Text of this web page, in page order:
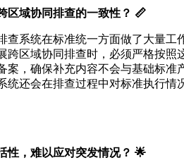
区域协同排查的一致性？ 📏
查系统在标准统一方面做了大量
跨区域协同排查时，必须严格按
，确保补充内容不会与基础标
还会在排查过程中对标准执行
性，难以应对突发情况？ 🌟